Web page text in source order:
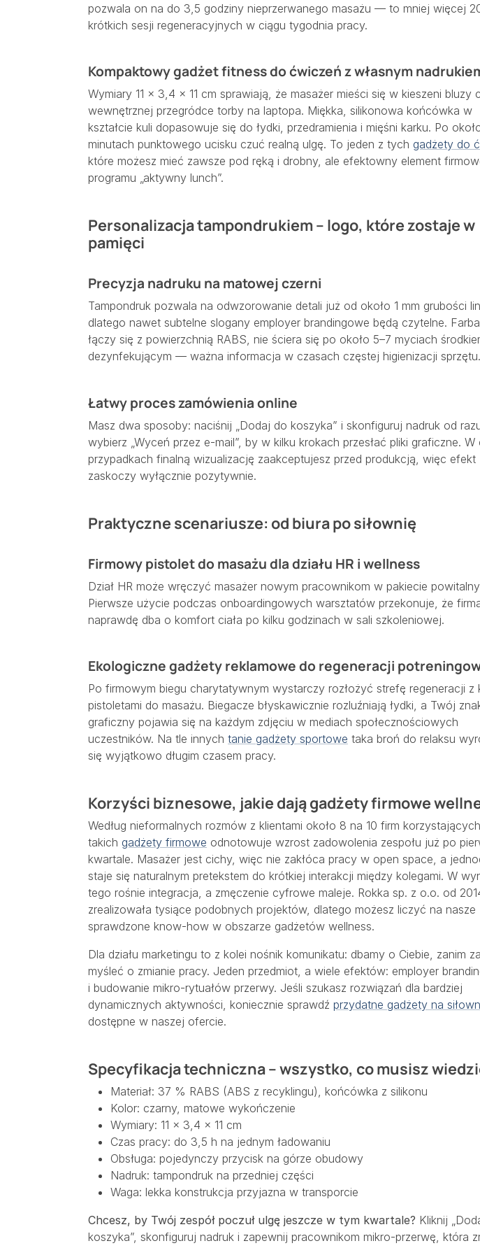
pozwala on na do 3,5 godziny nieprzerwanego masażu — to mniej więcej
krótkich sesji regeneracyjnych w ciągu tygodnia pracy.
Kompaktowy gadżet fitness do ćwiczeń z własnym
Wymiary 11 × 3,4 × 11 cm sprawiają, że masażer mieści się w kieszeni bluzy
wewnętrznej przegródce torby na laptopa. Miękka, silikonowa końcówka w
kształcie kuli dopasowuje się do łydki, przedramienia i mięśni karku. Po
minutach punktowego ucisku czuć realną ulgę. To jeden z tych gadżety do
które możesz mieć zawsze pod ręką i drobny, ale efektowny element
programu „aktywny lunch”.
Personalizacja tampondrukiem – logo, które zostaje w
pamięci
Precyzja nadruku na matowej czerni
Tampondruk pozwala na odwzorowanie detali już od około 1 mm grubości
dlatego nawet subtelne slogany employer brandingowe będą czytelne.
łączy się z powierzchnią RABS, nie ściera się po około 5–7 myciach
dezynfekującym — ważna informacja w czasach częstej higienizacji sprzętu.
Łatwy proces zamówienia online
Masz dwa sposoby: naciśnij „Dodaj do koszyka” i skonfiguruj nadruk od
wybierz „Wyceń przez e-mail”, by w kilku krokach przesłać pliki graficzne. W
przypadkach finalną wizualizację zaakceptujesz przed produkcją, więc efekt
zaskoczy wyłącznie pozytywnie.
Praktyczne scenariusze: od biura po siłownię
Firmowy pistolet do masażu dla działu HR i wellness
Dział HR może wręczyć masażer nowym pracownikom w pakiecie
Pierwsze użycie podczas onboardingowych warsztatów przekonuje, że
naprawdę dba o komfort ciała po kilku godzinach w sali szkoleniowej.
Ekologiczne gadżety reklamowe do regeneracji
Po firmowym biegu charytatywnym wystarczy rozłożyć strefę regeneracji z
pistoletami do masażu. Biegacze błyskawicznie rozluźniają łydki, a Twój
graficzny pojawia się na każdym zdjęciu w mediach społecznościowych
uczestników. Na tle innych tanie gadżety sportowe taka broń do relaksu
się wyjątkowo długim czasem pracy.
Korzyści biznesowe, jakie dają gadżety firmowe
Według nieformalnych rozmów z klientami około 8 na 10 firm
takich gadżety firmowe odnotowuje wzrost zadowolenia zespołu już po
kwartale. Masażer jest cichy, więc nie zakłóca pracy w open space, a
staje się naturalnym pretekstem do krótkiej interakcji między kolegami. W
tego rośnie integracja, a zmęczenie cyfrowe maleje. Rokka sp. z o.o. od
zrealizowała tysiące podobnych projektów, dlatego możesz liczyć na nasze
sprawdzone know-how w obszarze gadżetów wellness.
Dla działu marketingu to z kolei nośnik komunikatu: dbamy o Ciebie, zanim
myśleć o zmianie pracy. Jeden przedmiot, a wiele efektów: employer
i budowanie mikro-rytuałów przerwy. Jeśli szukasz rozwiązań dla bardziej
dynamicznych aktywności, koniecznie sprawdź przydatne gadżety na
dostępne w naszej ofercie.
Specyfikacja techniczna – wszystko, co musisz
Materiał: 37 % RABS (ABS z recyklingu), końcówka z silikonu
Kolor: czarny, matowe wykończenie
Wymiary: 11 × 3,4 × 11 cm
Czas pracy: do 3,5 h na jednym ładowaniu
Obsługa: pojedynczy przycisk na górze obudowy
Nadruk: tampondruk na przedniej części
Waga: lekka konstrukcja przyjazna w transporcie
Chcesz, by Twój zespół poczuł ulgę jeszcze w tym kwartale? Kliknij
koszyka”, skonfiguruj nadruk i zapewnij pracownikom mikro-przerwę, która